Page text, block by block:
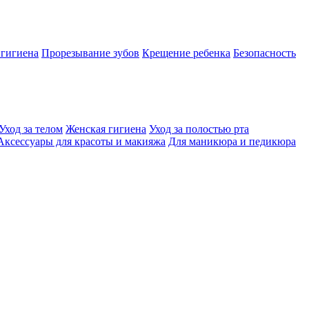
Прорезывание зубов Крещение ребенка Безопасность
за телом Женская гигиена Уход за полостью рта
для красоты и макияжа Для маникюра и педикюра